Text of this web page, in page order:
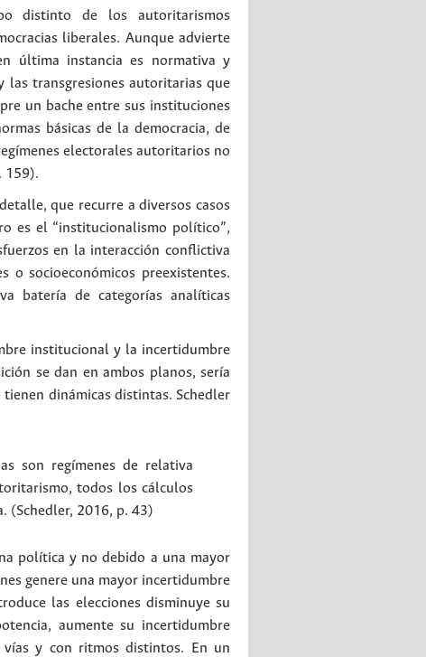
distinto de los autoritarismos
liberales. Aunque advierte
última instancia es normativa y
las transgresiones autoritarias que
un bache entre sus instituciones
básicas de la democracia, de
electorales autoritarios no
159).
que recurre a diversos casos
es el “institucionalismo político”,
en la interacción conflictiva
socioeconómicos preexistentes.
batería de categorías analíticas
institucional y la incertidumbre
se dan en ambos planos, sería
dinámicas distintas. Schedler
son regímenes de relativa
todos los cálculos
(Schedler, 2016, p. 43)
política y no debido a una mayor
genere una mayor incertidumbre
las elecciones disminuye su
aumente su incertidumbre
y con ritmos distintos. En un